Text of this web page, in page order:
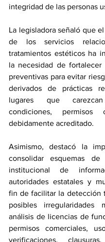
integridad de las personas
La legisladora señaló que
de los servicios
tratamientos estéticos ha
la necesidad de fortalecer
preventivas para evitar
derivados de prácticas
lugares que
condiciones, permisos
debidamente acreditado.
Asimismo, destacó la
consolidar esquemas de
institucional de
autoridades estatales y
fin de facilitar la detección
posibles irregularidades
análisis de licencias de
permisos comerciales,
verificaciones,